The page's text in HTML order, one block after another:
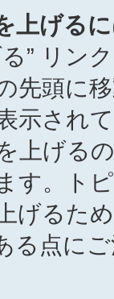
上げる
” リン
先頭に
示され
上げる
す。ト
げるた
る点に